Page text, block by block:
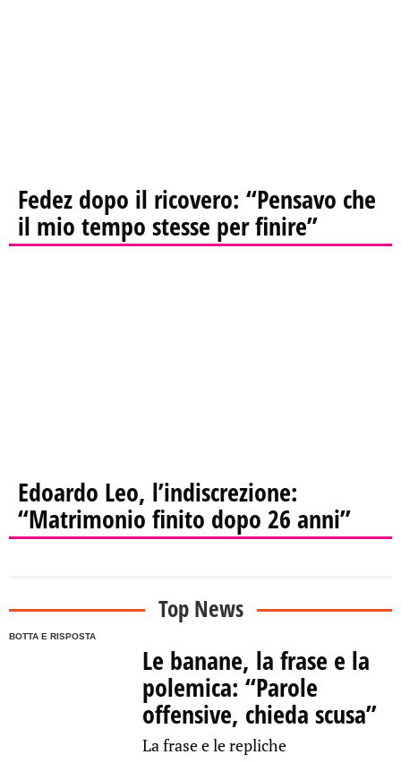
Fedez dopo il ricovero: “Pensavo che
il mio tempo stesse per finire”
Edoardo Leo, l’indiscrezione:
“Matrimonio finito dopo 26 anni”
Top News
BOTTA E RISPOSTA
Le banane, la frase e la
polemica: “Parole
offensive, chieda scusa”
La frase e le repliche